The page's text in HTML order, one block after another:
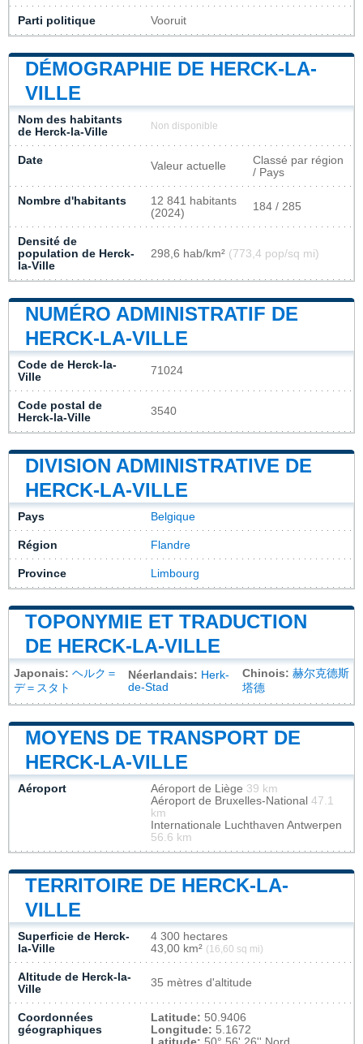
Parti politique Vooruit
DÉMOGRAPHIE DE HERCK-LA-
VILLE
Nom des habitants
de Herck-la-Ville
Non disponible
Date Valeur actuelle
Classé par région
/ Pays
Nombre d'habitants
12 841 habitants
(2024)
184 / 285
Densité de
population de Herck-
la-Ville
298,6 hab/km² (773,4 pop/sq mi)
NUMÉRO ADMINISTRATIF DE
HERCK-LA-VILLE
Code de Herck-la-
Ville
71024
Code postal de
Herck-la-Ville
3540
DIVISION ADMINISTRATIVE DE
HERCK-LA-VILLE
Pays Belgique
Région Flandre
Province Limbourg
TOPONYMIE ET TRADUCTION
DE HERCK-LA-VILLE
Japonais: ヘルク＝
デ＝スタト
Néerlandais: Herk-
de-Stad
Chinois: 赫尔克德斯
塔德
MOYENS DE TRANSPORT DE
HERCK-LA-VILLE
Aéroport Aéroport de Liège 39 km
Aéroport de Bruxelles-National 47.1
km
Internationale Luchthaven Antwerpen
56.6 km
TERRITOIRE DE HERCK-LA-
VILLE
Superficie de Herck-
la-Ville
4 300 hectares
43,00 km² (16,60 sq mi)
Altitude de Herck-la-
Ville
35 mètres d'altitude
Coordonnées
géographiques
Latitude: 50.9406
Longitude: 5.1672